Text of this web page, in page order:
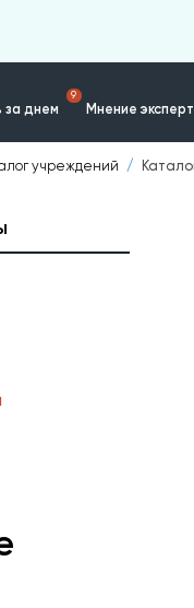
за днем
9
Мнение
учреждений